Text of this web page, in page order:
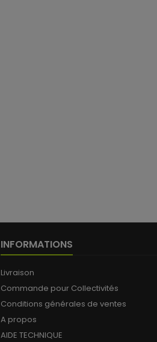
INFORMATIONS
Livraison
Commande pour Collectivités
Conditions générales de ventes
A propos
AIDE TECHNIQUE